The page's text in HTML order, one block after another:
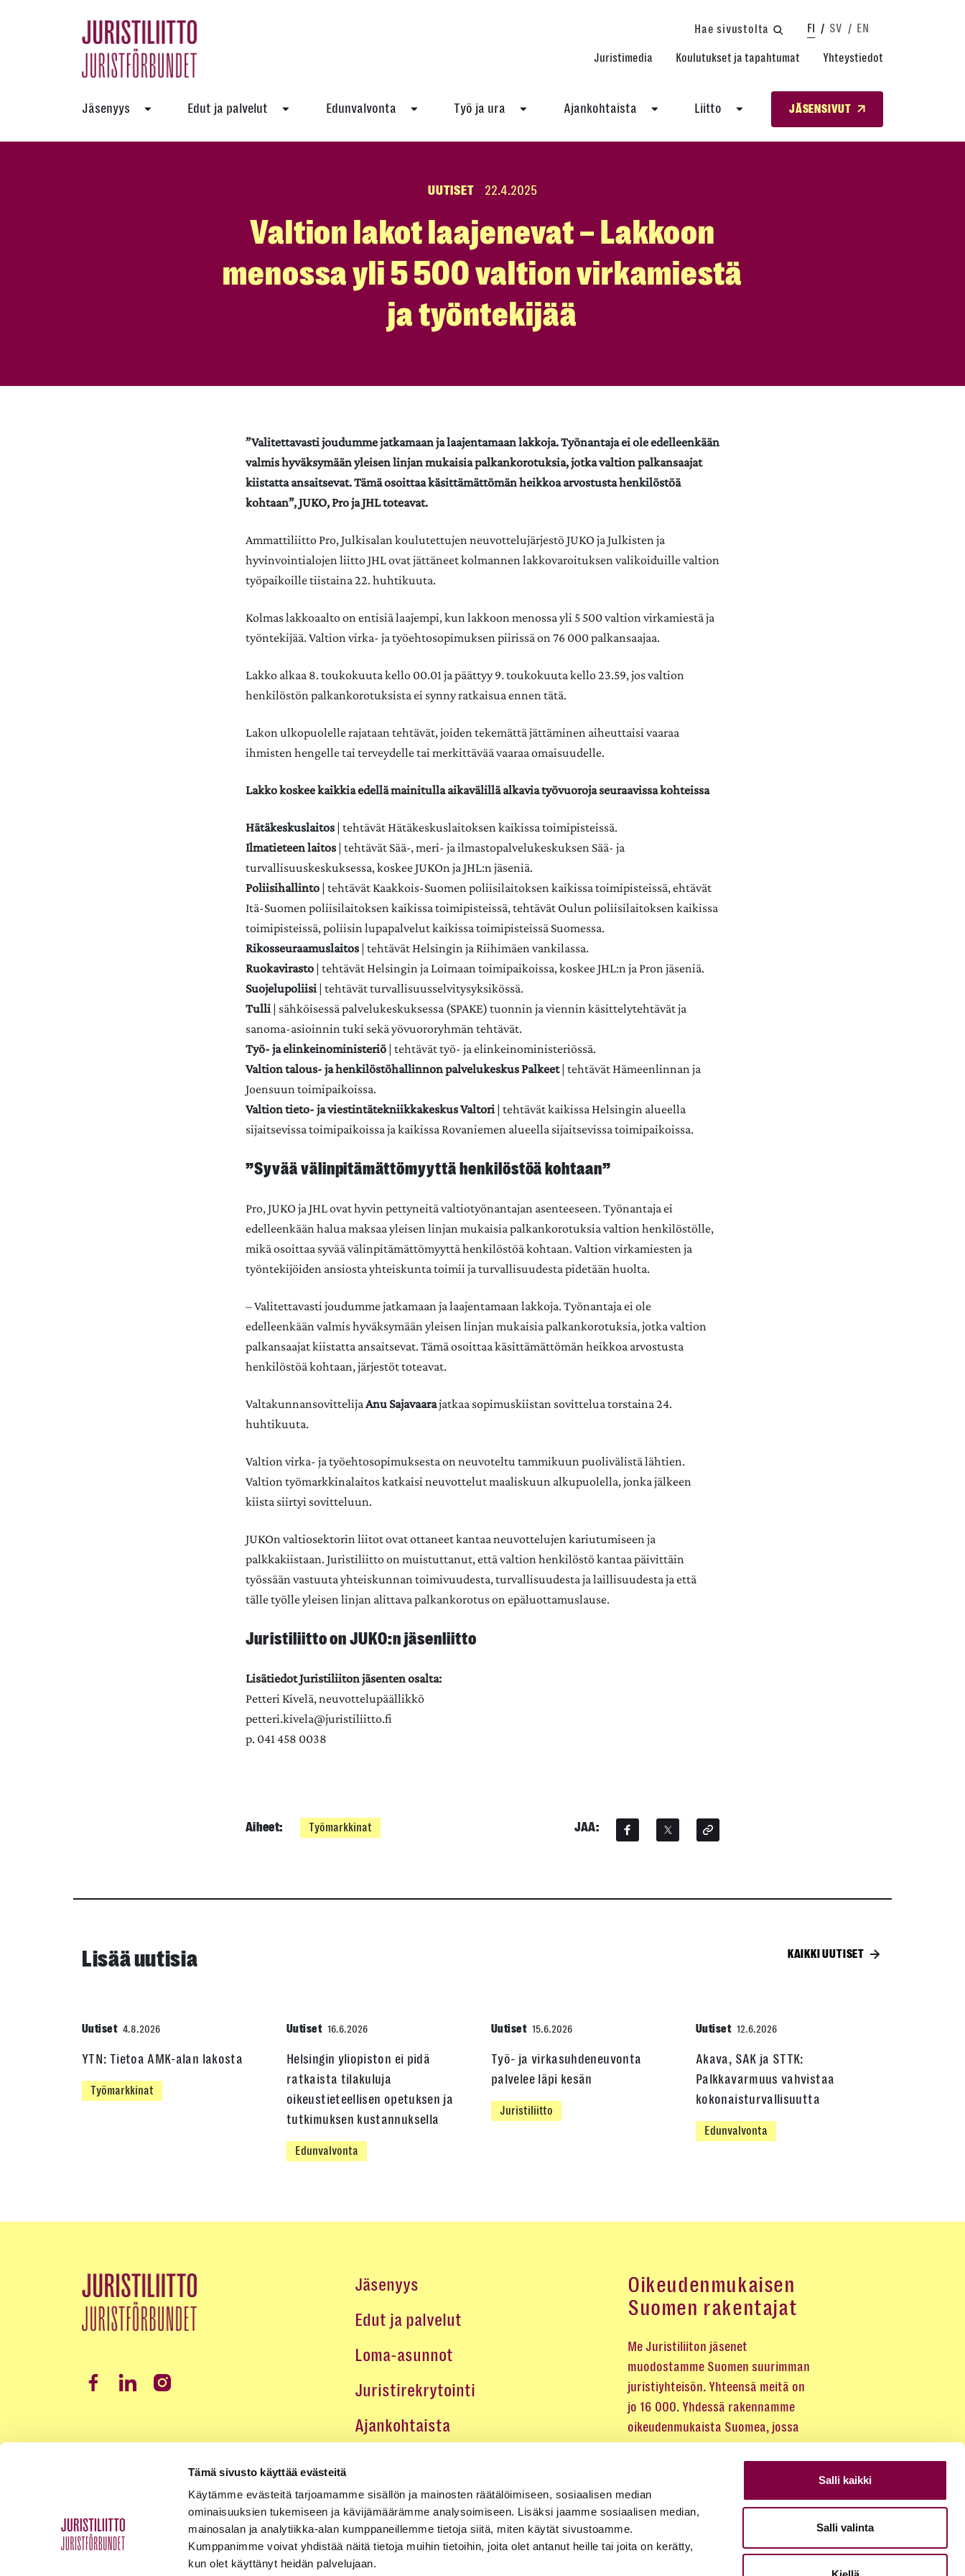
Tämä sivusto käyttää evästeitä
Käytämme evästeitä tarjoamamme sisällön ja mainosten räätälöimiseen, sosiaalisen median
ominaisuuksien tukemiseen ja kävijämäärämme analysoimiseen. Lisäksi jaamme sosiaalisen median,
mainosalan ja analytiikka-alan kumppaneillemme tietoja siitä, miten käytät sivustoamme.
Kumppanimme voivat yhdistää näitä tietoja muihin tietoihin, joita olet antanut heille tai joita on kerätty,
kun olet käyttänyt heidän palvelujaan.
Salli kaikki
Salli valinta
Hae sivustolta FI SV EN
Juristimedia Koulutukset ja tapahtumat Yhteystiedot
Jäsenyys Edut ja palvelut Edunvalvonta Työ ja ura Ajankohtaista Liitto JÄSENSIVUT
UUTISET 22.4.2025
Valtion lakot laajenevat – Lakkoon
menossa yli 5 500 valtion virkamiestä
ja työntekijää
”Valitettavasti joudumme jatkamaan ja laajentamaan lakkoja. Työnantaja ei ole edelleenkään
valmis hyväksymään yleisen linjan mukaisia palkankorotuksia, jotka valtion palkansaajat
kiistatta ansaitsevat. Tämä osoittaa käsittämättömän heikkoa arvostusta henkilöstöä
kohtaan”, JUKO, Pro ja JHL toteavat.
Ammattiliitto Pro, Julkisalan koulutettujen neuvottelujärjestö JUKO ja Julkisten ja
hyvinvointialojen liitto JHL ovat jättäneet kolmannen lakkovaroituksen valikoiduille valtion
työpaikoille tiistaina 22. huhtikuuta.
Kolmas lakkoaalto on entisiä laajempi, kun lakkoon menossa yli 5 500 valtion virkamiestä ja
työntekijää. Valtion virka-​ ja työehtosopimuksen piirissä on 76 000 palkansaajaa.
Lakko alkaa 8. toukokuuta kello 00.01 ja päättyy 9. toukokuuta kello 23.59, jos valtion
henkilöstön palkankorotuksista ei synny ratkaisua ennen tätä.
Lakon ulkopuolelle rajataan tehtävät, joiden tekemättä jättäminen aiheuttaisi vaaraa
ihmisten hengelle tai terveydelle tai merkittävää vaaraa omaisuudelle.
Lakko koskee kaikkia edellä mainitulla aikavälillä alkavia työvuoroja seuraavissa kohteissa
Hätäkeskuslaitos | tehtävät Hätäkeskuslaitoksen kaikissa toimipisteissä.
Ilmatieteen laitos | tehtävät Sää-, meri- ja ilmastopalvelukeskuksen Sää- ja
turvallisuuskeskuksessa, koskee JUKOn ja JHL:n jäseniä.
Poliisihallinto | tehtävät Kaakkois-Suomen poliisilaitoksen kaikissa toimipisteissä, ehtävät
Itä-Suomen poliisilaitoksen kaikissa toimipisteissä, tehtävät Oulun poliisilaitoksen kaikissa
toimipisteissä, poliisin lupapalvelut kaikissa toimipisteissä Suomessa.
Rikosseuraamuslaitos | tehtävät Helsingin ja Riihimäen vankilassa.
Ruokavirasto | tehtävät Helsingin ja Loimaan toimipaikoissa, koskee JHL:n ja Pron jäseniä.
Suojelupoliisi | tehtävät turvallisuusselvitysyksikössä.
Tulli | sähköisessä palvelukeskuksessa (SPAKE) tuonnin ja viennin käsittelytehtävät ja
sanoma-asioinnin tuki sekä yövuororyhmän tehtävät.
Työ- ja elinkeinoministeriö | tehtävät työ- ja elinkeinoministeriössä.
Valtion talous- ja henkilöstöhallinnon palvelukeskus Palkeet| tehtävät Hämeenlinnan ja
Joensuun toimipaikoissa.
Valtion tieto- ja viestintätekniikkakeskus Valtori | tehtävät kaikissa Helsingin alueella
sijaitsevissa toimipaikoissa ja kaikissa Rovaniemen alueella sijaitsevissa toimipaikoissa.
”Syvää välinpitämättömyyttä henkilöstöä kohtaan”
Pro, JUKO ja JHL ovat hyvin pettyneitä valtiotyönantajan asenteeseen. Työnantaja ei
edelleenkään halua maksaa yleisen linjan mukaisia palkankorotuksia valtion henkilöstölle,
mikä osoittaa syvää välinpitämättömyyttä henkilöstöä kohtaan. Valtion virkamiesten ja
työntekijöiden ansiosta yhteiskunta toimii ja turvallisuudesta pidetään huolta.
– Valitettavasti joudumme jatkamaan ja laajentamaan lakkoja. Työnantaja ei ole
edelleenkään valmis hyväksymään yleisen linjan mukaisia palkankorotuksia, jotka valtion
palkansaajat kiistatta ansaitsevat. Tämä osoittaa käsittämättömän heikkoa arvostusta
henkilöstöä kohtaan, järjestöt toteavat.
ValtakunnansovittelijaAnu Sajavaarajatkaa sopimuskiistan sovittelua torstaina 24.
huhtikuuta.
Valtion virka- ja työehtosopimuksesta on neuvoteltu tammikuun puolivälistä lähtien.
Valtion työmarkkinalaitos katkaisi neuvottelut maaliskuun alkupuolella, jonka jälkeen
kiista siirtyi sovitteluun.
JUKOn valtiosektorin liitot ovat ottaneet kantaa neuvottelujen kariutumiseen ja
palkkakiistaan. Juristiliitto on muistuttanut, että valtion henkilöstö kantaa päivittäin
työssään vastuuta yhteiskunnan toimivuudesta, turvallisuudesta ja laillisuudesta ja että
tälle työlle yleisen linjan alittava palkankorotus on epäluottamuslause.
Juristiliitto on JUKO:n jäsenliitto
Lisätiedot Juristiliiton jäsenten osalta:
Petteri Kivelä, neuvottelupäällikkö
petteri.kivela@juristiliitto.fi
p. 041 458 0038
Aiheet: Työmarkkinat JAA:
Lisää uutisia KAIKKI UUTISET
Uutiset 4.8.2026
YTN: Tietoa AMK-alan lakosta
Työmarkkinat
Uutiset 16.6.2026
Helsingin yliopiston ei pidä
ratkaista tilakuluja
oikeustieteellisen opetuksen ja
tutkimuksen kustannuksella
Edunvalvonta
Uutiset 15.6.2026
Työ- ja virkasuhdeneuvonta
palvelee läpi kesän
Juristiliitto
Uutiset 12.6.2026
Akava, SAK ja STTK:
Palkkavarmuus vahvistaa
kokonaisturvallisuutta
Edunvalvonta
Jäsenyys
Edut ja palvelut
Loma-asunnot
Juristirekrytointi
Ajankohtaista
Koulutukset ja tapahtumat
Yhteystiedot
Oikeudenmukaisen
Suomen rakentajat
Me Juristiliiton jäsenet
muodostamme Suomen suurimman
juristiyhteisön. Yhteensä meitä on
jo 16 000. Yhdessä rakennamme
oikeudenmukaista Suomea, jossa